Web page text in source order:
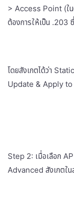
> Access Point (ใ
ต้องการให้เป็น .203
โดยสังเกตได้ว่า
Update & Apply to
Step 2: เมื่อเลือก AP
Advanced สังเกตใ